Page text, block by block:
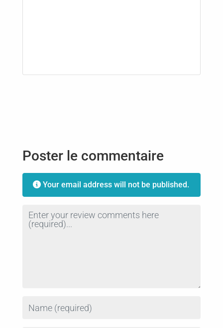
Poster le commentaire
Your email address will not be published.
Review text